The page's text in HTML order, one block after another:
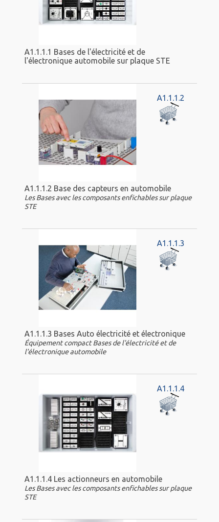
A1.1.1.1 Bases de l'électricité et de
l'électronique automobile sur plaque STE
A1.1.1.2
A1.1.1.2 Base des capteurs en automobile
Les Bases avec les composants enfichables sur plaque
STE
A1.1.1.3
A1.1.1.3 Bases Auto électricité et électronique
Équipement compact Bases de l'électricité et de
l'électronique automobile
A1.1.1.4
A1.1.1.4 Les actionneurs en automobile
Les Bases avec les composants enfichables sur plaque
STE